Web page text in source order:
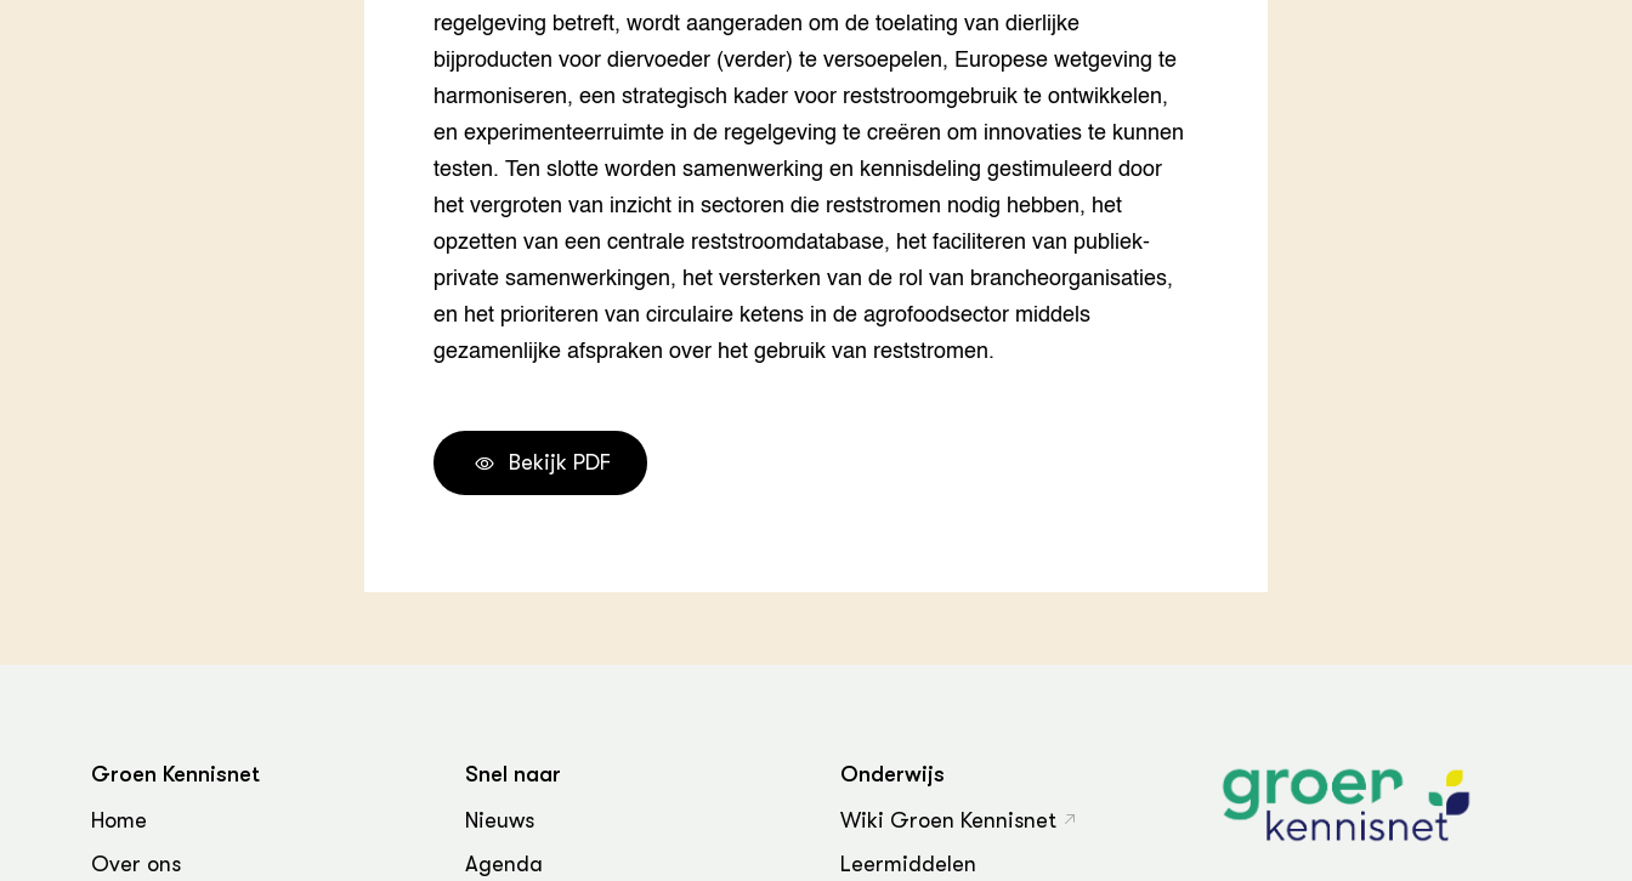
regelgeving betreft, wordt aangeraden om de toelating van dierlijke
bijproducten voor diervoeder (verder) te versoepelen, Europese wetgeving te
harmoniseren, een strategisch kader voor reststroomgebruik te ontwikkelen,
en experimenteerruimte in de regelgeving te creëren om innovaties te kunnen
testen. Ten slotte worden samenwerking en kennisdeling gestimuleerd door
het vergroten van inzicht in sectoren die reststromen nodig hebben, het
opzetten van een centrale reststroomdatabase, het faciliteren van publiek-
private samenwerkingen, het versterken van de rol van brancheorganisaties,
en het prioriteren van circulaire ketens in de agrofoodsector middels
gezamenlijke afspraken over het gebruik van reststromen.
Bekijk PDF
Groen Kennisnet
Home
Over ons
Snel naar
Nieuws
Agenda
Onderwijs
Wiki Groen Kennisnet
Leermiddelen